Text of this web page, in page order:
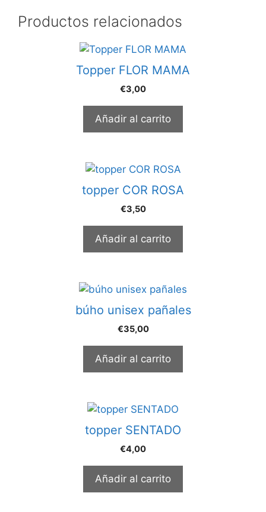
Productos relacionados
Topper FLOR MAMA
€3,00
Añadir al carrito
topper COR ROSA
€3,50
Añadir al carrito
búho unisex pañales
€35,00
Añadir al carrito
topper SENTADO
€4,00
Añadir al carrito